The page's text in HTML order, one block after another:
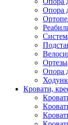
Опора
Ортезы
Опора
Кровати,